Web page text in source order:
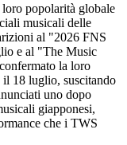
popolarità globale
musicali delle
al "2026 FNS
e al "The Music
la loro
18 luglio, suscitando
uno dopo
giapponesi,
che i TWS